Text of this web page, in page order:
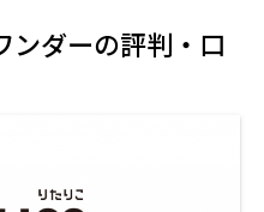
ンダーの評判・口